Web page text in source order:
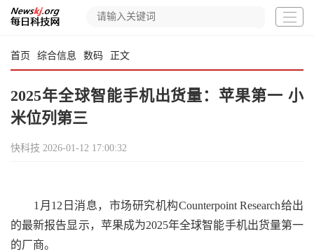
首页 综合信息 数码 正文
2025年全球智能手机出货量：苹果第一 小
米位列第三
快科技 2026-01-12 17:00:32
1月12日消息，市场研究机构Counterpoint Research给出
的最新报告显示，苹果成为2025年全球智能手机出货量第一
的厂商。